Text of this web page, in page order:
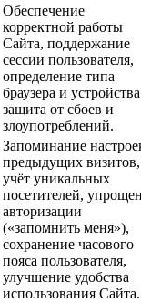
Обеспечение
корректной работы
Сайта, поддержание
сессии пользователя,
определение типа
браузера и
защита от сбоев и
злоупотреблений.
Запоминание
предыдущих визитов,
учёт уникальных
посетителей,
авторизации
(«запомнить меня»),
сохранение часового
пояса пользователя,
улучшение удобства
использования Сайта.